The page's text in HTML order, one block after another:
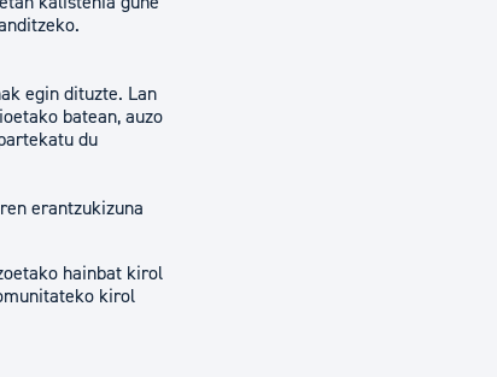
egin dituzte. Lan
batean, auzo
du
erantzukizuna
hainbat kirol
kirol